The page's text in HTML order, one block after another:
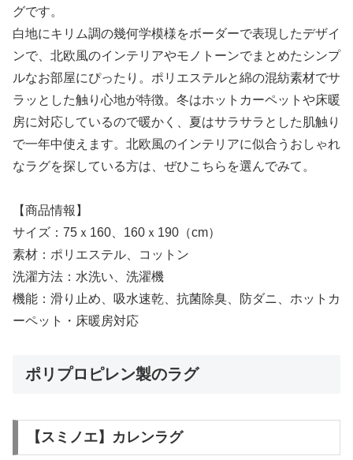
グです。
白地にキリム調の幾何学模様をボーダーで表現したデザイ
ンで、北欧風のインテリアやモノトーンでまとめたシンプ
ルなお部屋にぴったり。ポリエステルと綿の混紡素材でサ
ラッとした触り心地が特徴。冬はホットカーペットや床暖
房に対応しているので暖かく、夏はサラサラとした肌触り
で一年中使えます。北欧風のインテリアに似合うおしゃれ
なラグを探している方は、ぜひこちらを選んでみて。
【商品情報】
サイズ：75ｘ160、160ｘ190（cm）
素材：ポリエステル、コットン
洗濯方法：水洗い、洗濯機
機能：滑り止め、吸水速乾、抗菌除臭、防ダニ、ホットカ
ーペット・床暖房対応
ポリプロピレン製のラグ
【スミノエ】カレンラグ